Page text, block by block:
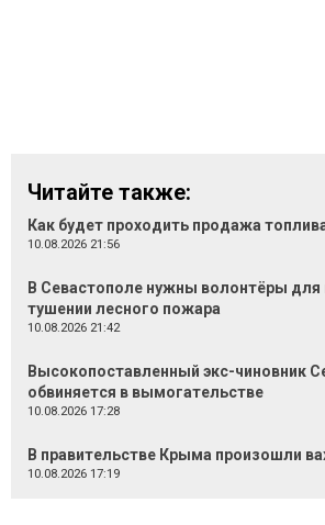
Читайте также:
Как будет проходить продажа
10.08.2026 21:56
В Севастополе нужны волонтёры
тушении лесного пожара
10.08.2026 21:42
Высокопоставленный экс-чиновник
обвиняется в вымогательстве
10.08.2026 17:28
В правительстве Крыма произошли
10.08.2026 17:19